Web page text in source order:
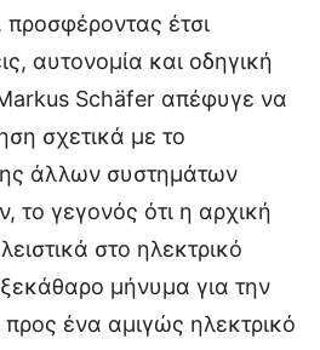
, προσφέροντας έτσι
αυτονομία και οδηγική
Schäfer απέφυγε να
σχετικά με το
άλλων συστημάτων
το γεγονός ότι η αρχική
στο ηλεκτρικό
μήνυμα για την
ένα αμιγώς ηλεκτρικό